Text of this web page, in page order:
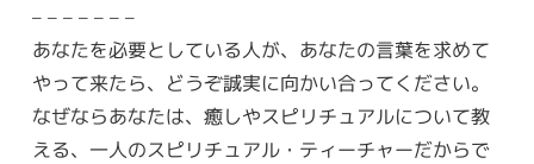
– – – – – – –
あなたを必要としている人が、あなたの言葉を求めて
やって来たら、どうぞ誠実に向かい合ってください。
なぜならあなたは、癒しやスピリチュアルについて教
える、一人のスピリチュアル・ティーチャーだからで